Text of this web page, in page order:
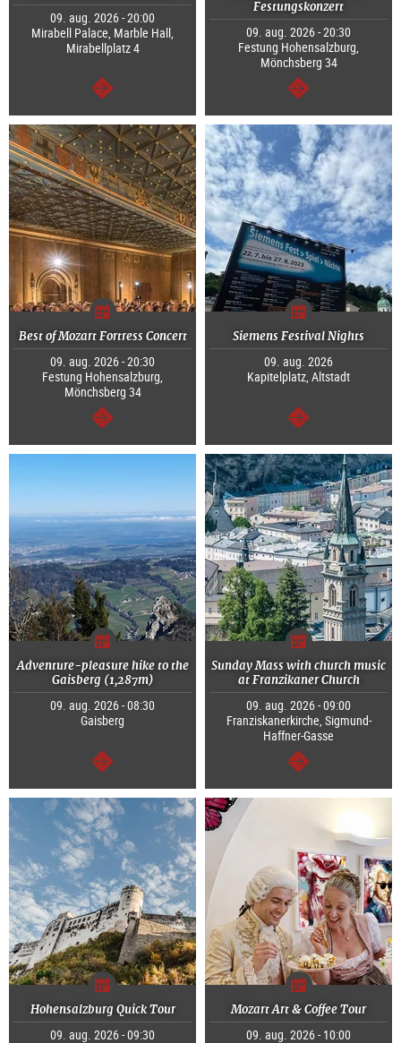
09. aug. 2026 - 20:00
Mirabell Palace, Marble Hall,
Mirabellplatz 4
Tovább
Festungskonzert
09. aug. 2026 - 20:30
Festung Hohensalzburg,
Mönchsberg 34
Tovább
Best of Mozart Fortress Concert
09. aug. 2026 - 20:30
Festung Hohensalzburg,
Mönchsberg 34
Tovább
Siemens Festival Nights
09. aug. 2026
Kapitelplatz, Altstadt
Tovább
Adventure-pleasure hike to the
Gaisberg (1,287m)
09. aug. 2026 - 08:30
Gaisberg
Tovább
Sunday Mass with church music
at Franzikaner Church
09. aug. 2026 - 09:00
Franziskanerkirche, Sigmund-
Haffner-Gasse
Tovább
Hohensalzburg Quick Tour
09. aug. 2026 - 09:30
Mozart Art & Coffee Tour
09. aug. 2026 - 10:00